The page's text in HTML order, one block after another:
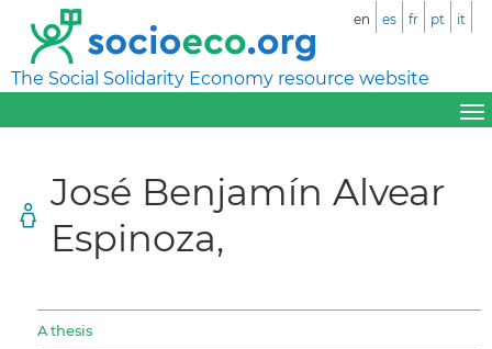
The Social Solidarity Economy resource website
en es fr pt it
José Benjamín Alvear
Espinoza,
A thesis